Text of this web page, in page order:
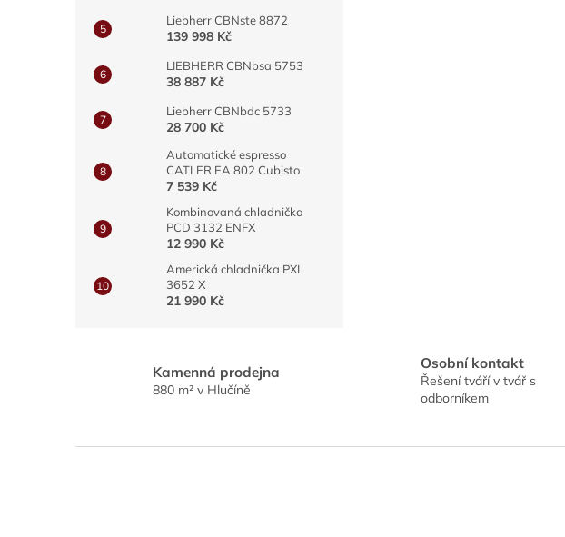
Liebherr CBNste 8872
139 998 Kč
LIEBHERR CBNbsa 5753
38 887 Kč
Liebherr CBNbdc 5733
28 700 Kč
Automatické espresso
CATLER EA 802 Cubisto
7 539 Kč
Kombinovaná chladnička
PCD 3132 ENFX
12 990 Kč
Americká chladnička PXI
3652 X
21 990 Kč
Kamenná prodejna
880 m² v Hlučíně
Osobní kontakt
Řešení tváří v tvář s
odborníkem